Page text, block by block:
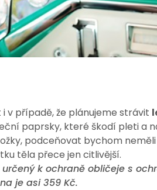
v případě, že plánujeme strávit
paprsky, které škodí pleti a
podceňovat bychom
těla přece jen citlivější.
k ochraně obličeje s
je asi 359 Kč.